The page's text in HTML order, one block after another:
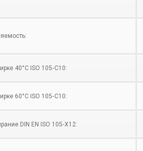
40°C ISO 105‑C10:
60°C ISO 105‑C10:
DIN EN ISO 105‑X12: